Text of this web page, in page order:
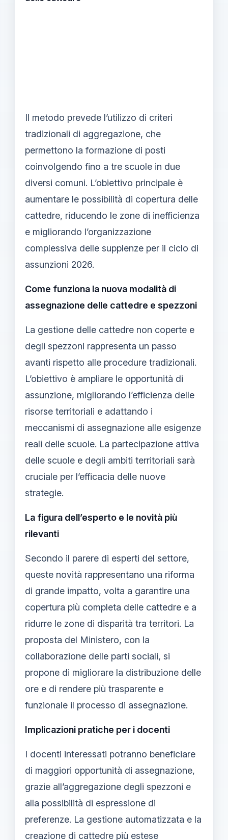
Il metodo prevede l’utilizzo di criteri
tradizionali di aggregazione, che
permettono la formazione di posti
coinvolgendo fino a tre scuole in due
diversi comuni. L’obiettivo principale è
aumentare le possibilità di copertura delle
cattedre, riducendo le zone di inefficienza
e migliorando l’organizzazione
complessiva delle supplenze per il ciclo di
assunzioni 2026.
Come funziona la nuova modalità di
assegnazione delle cattedre e spezzoni
La gestione delle cattedre non coperte e
degli spezzoni rappresenta un passo
avanti rispetto alle procedure tradizionali.
L’obiettivo è ampliare le opportunità di
assunzione, migliorando l’efficienza delle
risorse territoriali e adattando i
meccanismi di assegnazione alle esigenze
reali delle scuole. La partecipazione attiva
delle scuole e degli ambiti territoriali sarà
cruciale per l’efficacia delle nuove
strategie.
La figura dell’esperto e le novità più
rilevanti
Secondo il parere di esperti del settore,
queste novità rappresentano una riforma
di grande impatto, volta a garantire una
copertura più completa delle cattedre e a
ridurre le zone di disparità tra territori. La
proposta del Ministero, con la
collaborazione delle parti sociali, si
propone di migliorare la distribuzione delle
ore e di rendere più trasparente e
funzionale il processo di assegnazione.
Implicazioni pratiche per i docenti
I docenti interessati potranno beneficiare
di maggiori opportunità di assegnazione,
grazie all’aggregazione degli spezzoni e
alla possibilità di espressione di
preferenze. La gestione automatizzata e la
creazione di cattedre più estese